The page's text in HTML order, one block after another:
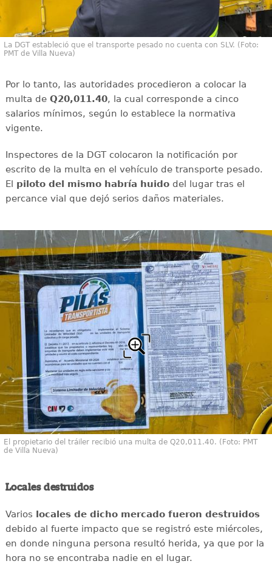
La DGT estableció que el transporte pesado no cuenta con SLV. (Foto:
PMT de Villa Nueva)
Por lo tanto, las autoridades procedieron a colocar la
multa de Q20,011.40, la cual corresponde a cinco
salarios mínimos, según lo establece la normativa
vigente.
Inspectores de la DGT colocaron la notificación por
escrito de la multa en el vehículo de transporte pesado.
El piloto del mismo habría huidodel lugar tras el
percance vial que dejó serios daños materiales.
El propietario del tráiler recibió una multa de Q20,011.40. (Foto: PMT
de Villa Nueva)
Locales destruidos
Varios locales de dicho mercado fueron destruidos
debido al fuerte impacto que se registró este miércoles,
en donde ninguna persona resultó herida, ya que por la
hora no se encontraba nadie en el lugar.